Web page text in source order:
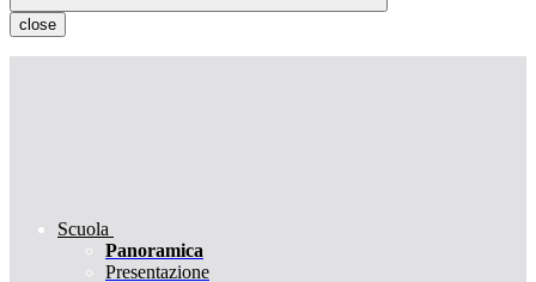
close
Scuola
Panoramica
Presentazione